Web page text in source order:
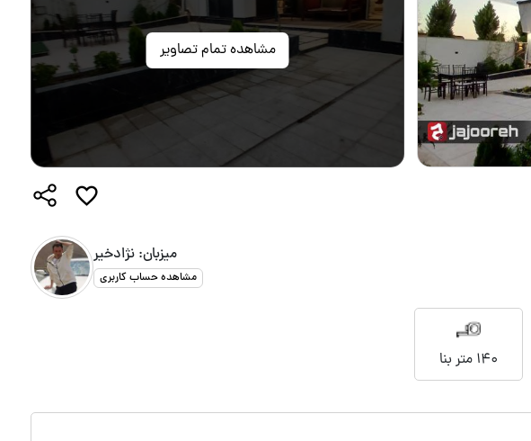
مشاهده تمام تصاویر
میزبان: نژادخیر
مشاهده حساب کاربری
140 متر بنا